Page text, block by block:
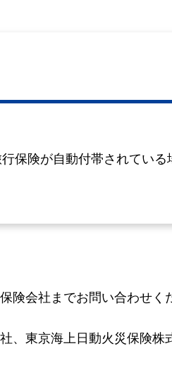
保険が自動付帯されている
険会社までお問い合わせく
、東京海上日動火災保険株